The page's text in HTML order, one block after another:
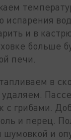
испарения
и в
больше
печи.
в
с грибами.
и перец.
и